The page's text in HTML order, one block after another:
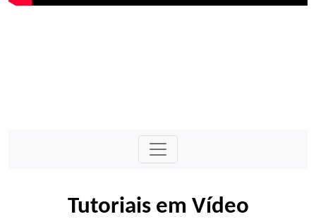
Tutoriais em Vídeo